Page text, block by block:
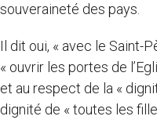
souveraineté des pays.
Il dit oui, « avec le Saint-
« ouvrir les portes de
et au respect de la «
dignité de « toutes les